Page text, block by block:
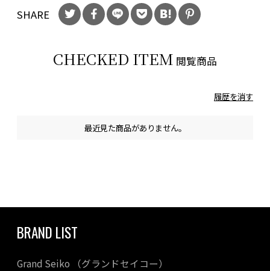
SHARE
CHECKED ITEM 閲覧商品
履歴を消す
最近見た商品がありません。
BRAND LIST
Grand Seiko （グランドセイコー）